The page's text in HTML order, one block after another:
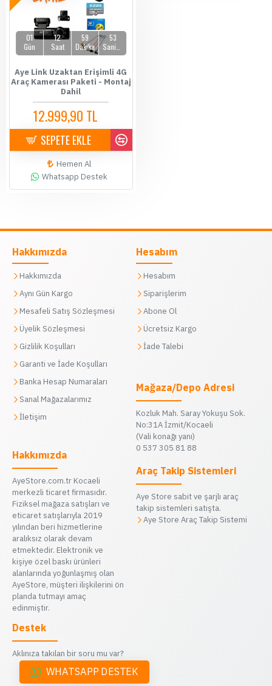
01
Gün
12
Saat
59
Dakika
53
Aye Link Uzaktan Erişimli 4G
Araç Kamerası Paketi - Montaj
Dahil
12.999,90 TL
SEPETE EKLE
Hemen Al
Whatsapp Destek
Hakkımızda
Hakkımızda
Aynı Gün Kargo
Mesafeli Satış Sözleşmesi
Üyelik Sözleşmesi
Gizlilik Koşulları
Garanti ve İade Koşulları
Banka Hesap Numaraları
Sanal Mağazalarımız
İletişim
Hakkımızda
AyeStore.com.tr Kocaeli
merkezli ticaret firmasıdır.
Fiziksel mağaza satışları ve
eticaret satışlarıyla 2019
yılından beri hizmetlerine
aralıksız olarak devam
etmektedir. Elektronik ve
kişiye özel baskı ürünleri
alanlarında yoğunlaşmış olan
AyeStore, müşteri ilişkilerini ön
planda tutmayı amaç
edinmiştir.
Hesabım
Hesabım
Siparişlerim
Abone Ol
Ücretsiz Kargo
İade Talebi
Mağaza/Depo Adresi
Kozluk Mah. Saray Yokuşu Sok.
No:31A İzmit/Kocaeli
(Vali konağı yanı)
0 537 305 81 88
Araç Takip Sistemleri
Aye Store sabit ve şarjlı araç
takip sistemleri satışta.
Aye Store Araç Takip Sistemi
Destek
Aklınıza takılan bir soru mu var?
WHATSAPP DESTEK